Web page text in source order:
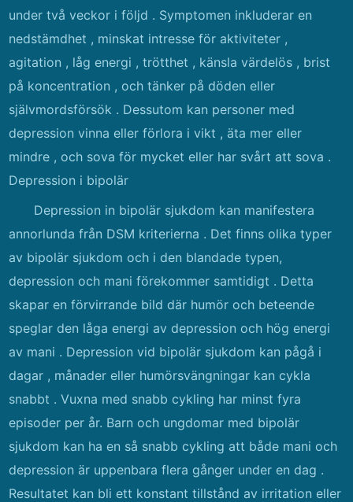
under två veckor i följd . Symptomen inkluderar en
nedstämdhet , minskat intresse för aktiviteter ,
agitation , låg energi , trötthet , känsla värdelös , brist
på koncentration , och tänker på döden eller
självmordsförsök . Dessutom kan personer med
depression vinna eller förlora i vikt , äta mer eller
mindre , och sova för mycket eller har svårt att sova .
Depression i bipolär
Depression in bipolär sjukdom kan manifestera
annorlunda från DSM kriterierna . Det finns olika typer
av bipolär sjukdom och i den blandade typen,
depression och mani förekommer samtidigt . Detta
skapar en förvirrande bild där humör och beteende
speglar den låga energi av depression och hög energi
av mani . Depression vid bipolär sjukdom kan pågå i
dagar , månader eller humörsvängningar kan cykla
snabbt . Vuxna med snabb cykling har minst fyra
episoder per år. Barn och ungdomar med bipolär
sjukdom kan ha en så snabb cykling att både mani och
depression är uppenbara flera gånger under en dag .
Resultatet kan bli ett konstant tillstånd av irritation eller